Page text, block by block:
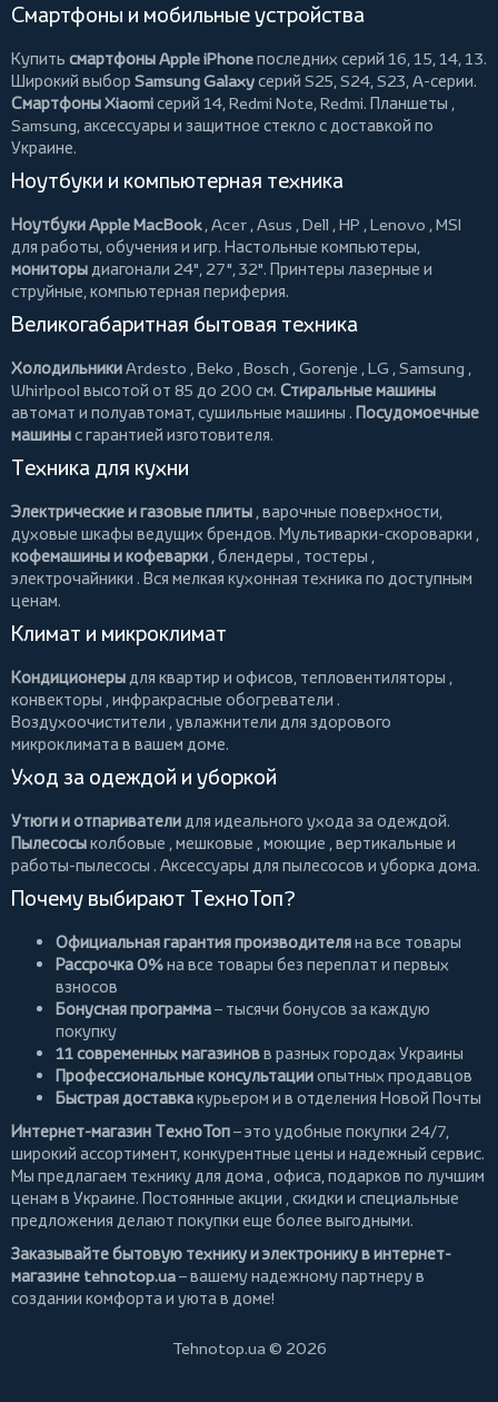
Смартфоны и мобильные устройства
Купить смартфоны Apple iPhoneпоследних серий 16, 15, 14, 13.
Широкий выбор Samsung Galaxyсерий S25, S24, S23, A-серии.
Смартфоны Xiaomiсерий 14, Redmi Note, Redmi. Планшеты ,
Samsung, аксессуары и защитное стекло с доставкой по
Украине.
Ноутбуки и компьютерная техника
Ноутбуки Apple MacBook,Acer ,Asus ,Dell ,HP ,Lenovo ,MSI
для работы, обучения и игр. Настольные компьютеры,
мониторыдиагонали 24", 27", 32". Принтеры лазерные и
струйные, компьютерная периферия.
Великогабаритная бытовая техника
ХолодильникиArdesto ,Beko ,Bosch ,Gorenje ,LG ,Samsung ,
Whirlpool высотой от 85 до 200 см. Стиральные машины
автомат и полуавтомат,сушильные машины . Посудомоечные
машиныс гарантией изготовителя.
Техника для кухни
Электрические и газовые плиты , варочные поверхности,
духовые шкафы ведущих брендов. Мультиварки-скороварки ,
кофемашины и кофеварки ,блендеры , тостеры ,
электрочайники . Вся мелкая кухонная техника по доступным
ценам.
Климат и микроклимат
Кондиционерыдля квартир и офисов, тепловентиляторы ,
конвекторы ,инфракрасные обогреватели .
Воздухоочистители , увлажнители для здорового
микроклимата в вашем доме.
Уход за одеждой и уборкой
Утюги и отпаривателидля идеального ухода за одеждой.
Пылесосыколбовые ,мешковые ,моющие ,вертикальные и
работы-пылесосы . Аксессуары для пылесосов и уборка дома.
Почему выбирают ТехноТоп?
Официальная гарантия производителяна все товары
Рассрочка 0%на все товары без переплат и первых
взносов
Бонусная программа– тысячи бонусов за каждую
покупку
11 современных магазиновв разных городах Украины
Профессиональные консультацииопытных продавцов
Быстрая доставкакурьером и в отделения Новой Почты
Интернет-магазин ТехноТоп– это удобные покупки 24/7,
широкий ассортимент, конкурентные цены и надежный сервис.
Мы предлагаем технику для дома , офиса, подарков по лучшим
ценам в Украине. Постоянные акции , скидки и специальные
предложения делают покупки еще более выгодными.
Заказывайте бытовую технику и электронику в интернет-
магазине tehnotop.ua– вашему надежному партнеру в
создании комфорта и уюта в доме!
Tehnotop.ua © 2026